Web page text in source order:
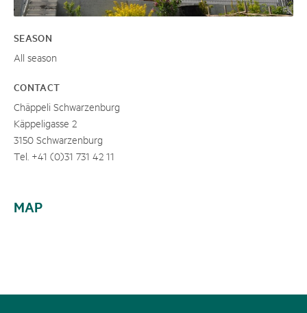
SEASON
All season
CONTACT
Chäppeli Schwarzenburg
Käppeligasse 2
3150 Schwarzenburg
Tel. +41 (0)31 731 42 11
MAP